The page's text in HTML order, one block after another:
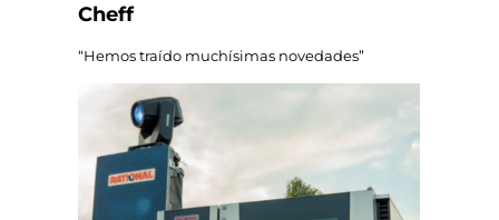
Cheff
“Hemos traído muchísimas novedades”